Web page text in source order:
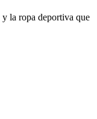
y la ropa deportiva que